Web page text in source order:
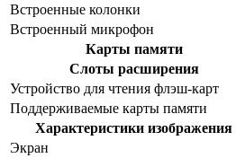
Встроенные колонки
Встроенный микрофон
Карты памяти
Слоты расширения
Устройство для чтения флэш-карт
Поддерживаемые карты памяти
Характеристики изображения
Экран